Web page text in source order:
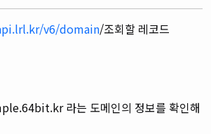
v6/domain/조회할 레코드
라는 도메인의 정보를 확인해